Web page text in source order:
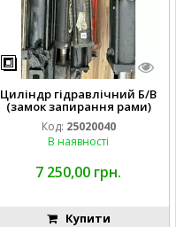
Циліндр гідравлічний Б/В
(замок запирання рами)
2''X4'' 25320040
Код: 25020040
В наявності
7 250,00 грн.
Купити